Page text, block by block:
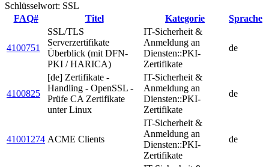
Schlüsselwort: SSL
FAQ#
Titel Kategorie Sprache
4100751
SSL/TLS
Serverzertifikate
Überblick (mit DFN-
PKI / HARICA)
IT-Sicherheit &
Anmeldung an
Diensten::PKI-
Zertifikate
de
4100825
[de] Zertifikate -
Handling - OpenSSL -
Prüfe CA Zertifikate
unter Linux
IT-Sicherheit &
Anmeldung an
Diensten::PKI-
Zertifikate
de
41001274 ACME Clients
IT-Sicherheit &
Anmeldung an
Diensten::PKI-
Zertifikate
de